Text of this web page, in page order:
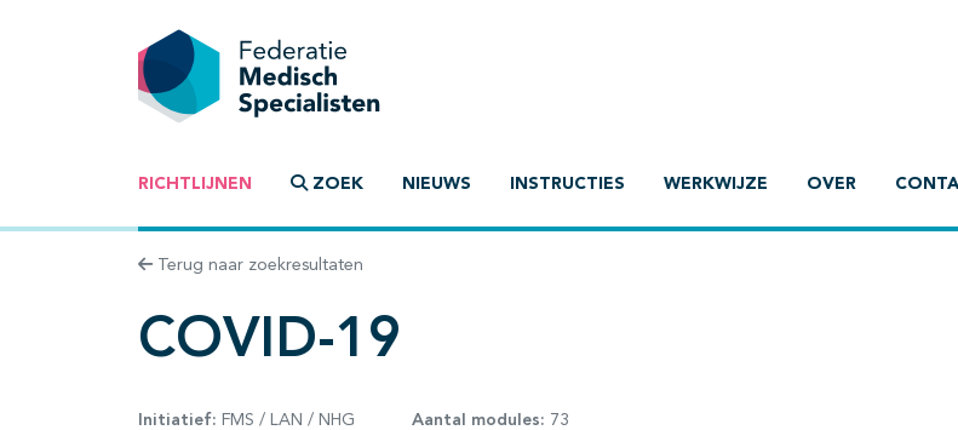
RICHTLIJNEN ZOEK NIEUWS INSTRUCTIES WERKWIJZE OVER
Terug naar zoekresultaten
COVID-19
Initiatief: FMS / LAN / NHG Aantal modules: 73